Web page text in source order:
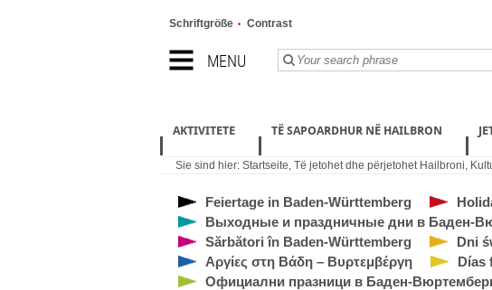
MENU
Schriftgröße Contrast
AKTIVITETE TË SAPOARDHUR NË HAILBRON
Sie sind hier: Startseite, Të jetohet dhe përjetohet Hailbroni,
Feiertage in Baden-Württemberg
Выходные и праздничные дни в Баден-
Sărbători în Baden-Württemberg
Dni
Αργίες στη Βάδη – Βυρτεμβέργη
Días
Официални празници в Баден-